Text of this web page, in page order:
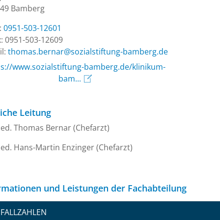
Bamberg
0951-503-12601
0951-503-12609
ed.grebmab-gnutfitslaizos@ranreb.samoht
www.sozialstiftung-bamberg.de/klinikum-
bam...
Leitung
Thomas Bernar (Chefarzt)
Hans-Martin Enzinger (Chefarzt)
und Leistungen der Fachabteilung
FALLZAHLEN